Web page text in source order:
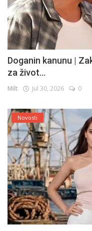
Doganin kanunu |
za život...
Milt Jul 30, 2026 0
Novosti